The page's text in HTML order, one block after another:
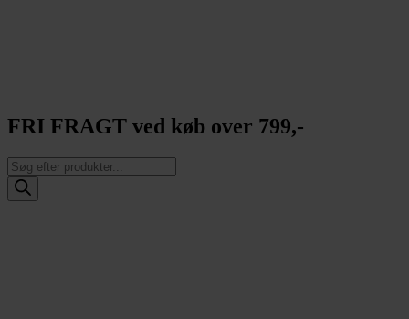
FRI FRAGT ved køb over 799,-
Products
search